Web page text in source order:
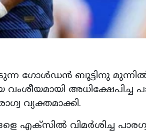
ഗോൾഡൻ ബൂട്ടിനു
അധിക്ഷേപിച്ച
വ്യക്തമാക്കി.
എക്‌സിൽ വിമർശിച്ച